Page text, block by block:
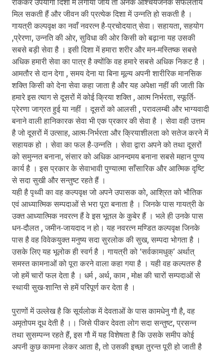
मिल सकती हैं और जीवन की प्रत्येक दिशा में उन्नति हो सकती है ।
गायत्री कल्पवृक्ष का नवाँ नवरत्न है-प्रचोदयात् सेवा। सहायता, सहयोग
,प्रेरणा, उन्नति की ओर, सुविधा की ओर किसी को बढ़ाना यह उसकी
सबसे बड़ी सेवा है । इसी दिशा में हमारा शरीर और मन-मस्तिष्क सबसे
अधिक हमारी सेवा का पात्र है क्योंकि वह हमारे सबसे अधिक निकट है ।
आमतौर से दान देगा , समय देना या बिना मूल्य अपनी शारीरिक मानसिक
शक्ति किसी को देना सेवा कहा जाता है और यह अपेक्षा नहीं की जाती कि
हमारे इस त्याग से दूसरों में कोई क्रिया शक्ति , आत्म निर्भरता, स्फूर्ति-
प्रेरणा जाग्रत हुई या नहीं । दूसरों को आलसी , परावलम्बी और भाग्यवादी
बनाने वाली हानिकारक सेवा भी एक प्रकार की सेवा है । सेवा वही उत्तम
है जो दूसरों में उत्साह, आत्म-निर्भरता और क्रियाशीलता को सतेज करने में
सहायक हो । सेवा का फल है-उन्नति । सेवा द्वारा अपने को तथा दूसरों
को समुन्नत बनाना, संसार को अधिक आनन्दमय बनाना सबसे महान पुण्य
कार्य है । इस प्रकार के सेवाभावी पुण्यात्मा साँसारिक और आत्मिक दृष्टि
से सदा सुखी और सन्तुष्ट रहते हैं ।
यही है पृथ्वी का वह कल्पवृक्ष जो अपने उपासक को, आश्रित को भौतिक
एवं आध्यात्मिक सम्पदाओं से भरा पूरा बनाता है । जिनके पास गायत्री के
उक्त आध्यात्मिक नवरत्न हैं वे इस भूतल के कुबेर हैं । भले ही उनके पास
धन-दौलत , जमीन-जायदाद न हो। यह नवरत्न मण्डित कल्पवृक्ष जिनके
पास है वह विवेकयुक्त मनुष्य सदा सुरलोक की सुख, सम्पदा भोगता है ।
उसके लिए यह भूलोक ही स्वर्ग है । गायत्री को ‘सर्वकामधुक्’ अर्थात्
समस्त कामनाओं को पूरा करने वाला कहा गया है । यही वह कल्पतरु है
जो हमें चारों फल देता है । धर्म , अर्थ, काम , मोक्ष की चारों सम्पदाओं से
स्थायी सुख-शान्ति से हमें परिपूर्ण कर देता है ।
पुराणों में उल्लेख है कि सूर्यलोक में देवताओं के पास कामधेनु गौ है, वह
अमृतोपम दूध देती है ।। जिसे पीकर देवता लोग सदा सन्तुष्ट, प्रसन्न
तथा सुसम्पन्न रहते हैं, इस गौ में यह विशेषता है कि उसके समीप कोई
अपनी कुछ कामना लेकर आता है, तो उसकी इच्छा तुरन्त पूरी हो जाती है